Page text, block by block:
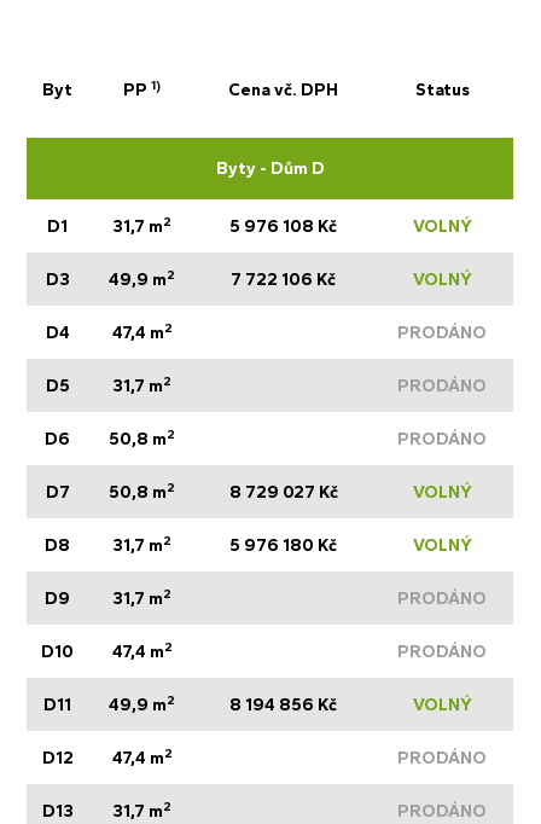
Byt PP1) Cena vč. DPH Status
Byty - Dům D
D1 31,7 m2 5 976 108 Kč VOLNÝ
D3 49,9 m2 7 722 106 Kč VOLNÝ
D4 47,4 m2 PRODÁNO
D5 31,7 m2 PRODÁNO
D6 50,8 m2 PRODÁNO
D7 50,8 m2 8 729 027 Kč VOLNÝ
D8 31,7 m2 5 976 180 Kč VOLNÝ
D9 31,7 m2 PRODÁNO
D10 47,4 m2 PRODÁNO
D11 49,9 m2 8 194 856 Kč VOLNÝ
D12 47,4 m2 PRODÁNO
D13 31,7 m2 PRODÁNO